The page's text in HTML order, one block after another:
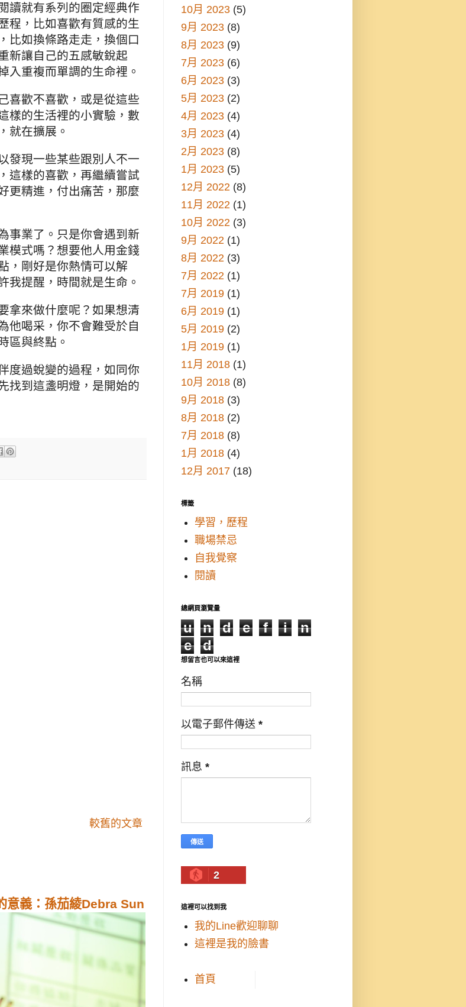
讀就有系列的圈定經典作
程，比如喜歡有質感的生
比如換條路走走，換個口
新讓自己的五感敏銳起
入重複而單調的生命裡。
喜歡不喜歡，或是從這些
樣的生活裡的小實驗，數
就在擴展。
發現一些某些跟別人不一
這樣的喜歡，再繼續嘗試
更精進，付出痛苦，那麼
事業了。只是你會遇到新
模式嗎？想要他人用金錢
，剛好是你熱情可以解
我提醒，時間就是生命。
拿來做什麼呢？如果想清
他喝采，你不會難受於自
區與終點。
度過蛻變的過程，如同你
找到這盞明燈，是開始的
較舊的文章
意義：孫茄綾Debra Sun
10月 2023 (5)
9月 2023 (8)
8月 2023 (9)
7月 2023 (6)
6月 2023 (3)
5月 2023 (2)
4月 2023 (4)
3月 2023 (4)
2月 2023 (8)
1月 2023 (5)
12月 2022 (8)
11月 2022 (1)
10月 2022 (3)
9月 2022 (1)
8月 2022 (3)
7月 2022 (1)
7月 2019 (1)
6月 2019 (1)
5月 2019 (2)
1月 2019 (1)
11月 2018 (1)
10月 2018 (8)
9月 2018 (3)
8月 2018 (2)
7月 2018 (8)
1月 2018 (4)
12月 2017 (18)
標籤
學習，歷程
職場禁忌
自我覺察
閱讀
總網頁瀏覽量
u n d e f i
n
e
d
想留言也可以來這裡
名稱
以電子郵件傳送 *
訊息 *
2
這裡可以找到我
我的Line歡迎聊聊
這裡是我的臉書
首頁